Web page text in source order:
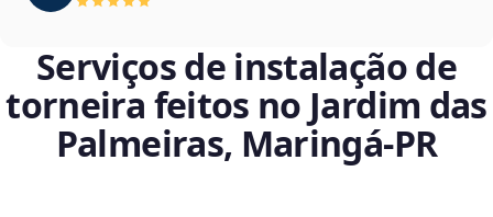
Serviços de instalação de
torneira feitos no Jardim das
Palmeiras, Maringá‑PR